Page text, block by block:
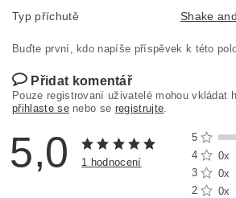
Typ příchutě Shake
Buďte první, kdo napíše příspěvek k této
Přidat komentář
Pouze registrovaní uživatelé mohou vkládat
přihlaste senebo se registrujte.
5,0 1 hodnocení
5
4
0x
3
0x
2
0x